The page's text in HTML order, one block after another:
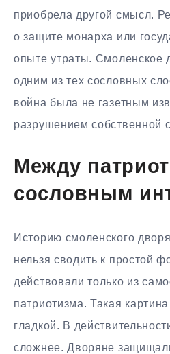
приобрела другой смысл.
о защите монарха или
опыте утраты. Смоленское
одним из тех сословных
война была не газетным
разрушением собственной
Между
сословным
Историю смоленского
нельзя сводить к простой
действовали только из
патриотизма. Такая
гладкой. В
сложнее. Дворяне